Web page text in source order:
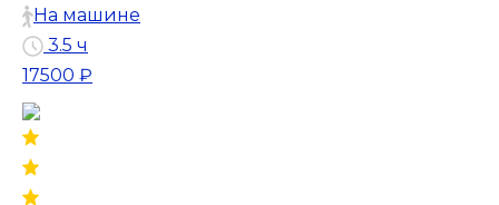
На машине
3.5 ч
17500 ₽